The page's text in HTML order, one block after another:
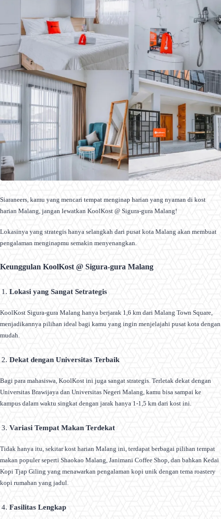
Siaraneers, kamu yang mencari tempat menginap harian yang nyaman di kost
harian Malang, jangan lewatkan KoolKost @ Sigura-gura Malang!
Lokasinya yang strategis hanya selangkah dari pusat kota Malang akan membuat
pengalaman menginapmu semakin menyenangkan.
Keunggulan KoolKost @ Sigura-gura Malang
Lokasi yang Sangat Setrategis
KoolKost Sigura-gura Malang hanya berjarak 1,6 km dari Malang Town Square,
menjadikannya pilihan ideal bagi kamu yang ingin menjelajahi pusat kota dengan
mudah.
Dekat dengan Universitas Terbaik
Bagi para mahasiswa, KoolKost ini juga sangat strategis. Terletak dekat dengan
Universitas Brawijaya dan Universitas Negeri Malang, kamu bisa sampai ke
kampus dalam waktu singkat dengan jarak hanya 1-1,5 km dari kost ini.
Variasi Tempat Makan Terdekat
Tidak hanya itu, sekitar kost harian Malang ini, terdapat berbagai pilihan tempat
makan populer seperti Shaokao Malang, Janimani Coffee Shop, dan bahkan Kedai
Kopi Tjap Giling yang menawarkan pengalaman kopi unik dengan tema roastery
kopi rumahan yang jadul.
Fasilitas Lengkap